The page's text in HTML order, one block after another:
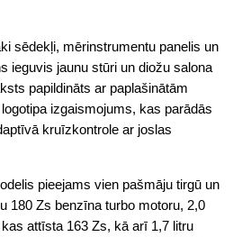
sēdekļi, mērinstrumentu panelis un
ieguvis jaunu stūri un diožu salona
papildināts ar paplašinātām
izgaismojums, kas parādās
kruīzkontrole ar joslas
pieejams vien pašmāju tirgū un
180 Zs benzīna turbo motoru, 2,0
attīsta 163 Zs, kā arī 1,7 litru